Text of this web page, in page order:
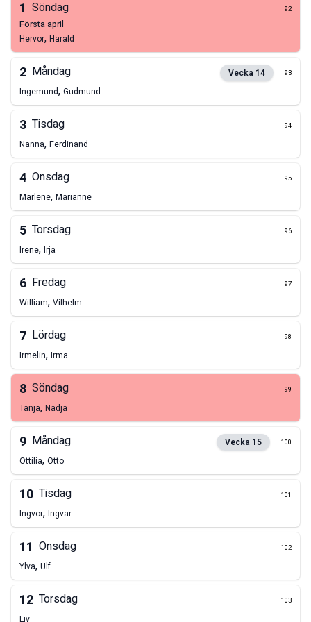
1 Söndag 92
första april
Hervor, Harald
2 Måndag Vecka 14 93
Ingemund, Gudmund
3 Tisdag 94
Nanna, Ferdinand
4 Onsdag 95
Marlene, Marianne
5 Torsdag 96
Irene, Irja
6 Fredag 97
William, Vilhelm
7 Lördag 98
Irmelin, Irma
8 Söndag 99
Tanja, Nadja
9 Måndag Vecka 15 100
Ottilia, Otto
10 Tisdag 101
Ingvor, Ingvar
11 Onsdag 102
Ylva, Ulf
12 Torsdag 103
Liv